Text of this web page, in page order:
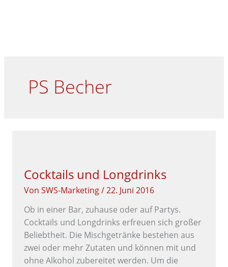
PS Becher
Cocktails und Longdrinks
VonSWS-Marketing/22. Juni 2016
Ob in einer Bar, zuhause oder auf Partys.
Cocktails und Longdrinks erfreuen sich großer
Beliebtheit. Die Mischgetränke bestehen aus
zwei oder mehr Zutaten und können mit und
ohne Alkohol zubereitet werden. Um die